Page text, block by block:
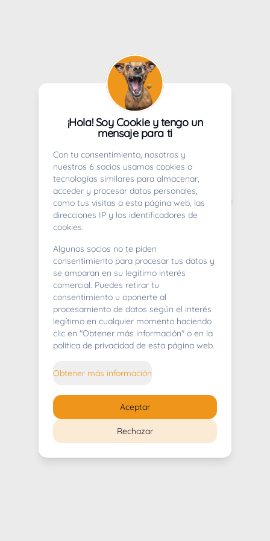
404
Whoops! Lo sentimos mucho.
¡Hola! Soy Cookie y tengo un
mensaje para ti
Con tu consentimiento, nosotros y
nuestros 6 socios usamos cookies o
tecnologías similares para almacenar,
acceder y procesar datos personales,
como tus visitas a esta página web, las
direcciones IP y los identificadores de
cookies.
Algunos socios no te piden
consentimiento para procesar tus datos y
se amparan en su legítimo interés
comercial. Puedes retirar tu
consentimiento u oponerte al
procesamiento de datos según el interés
legítimo en cualquier momento haciendo
clic en "Obtener más información" o en la
política de privacidad de esta página web.
Obtener más información
Rechazar
Aceptar